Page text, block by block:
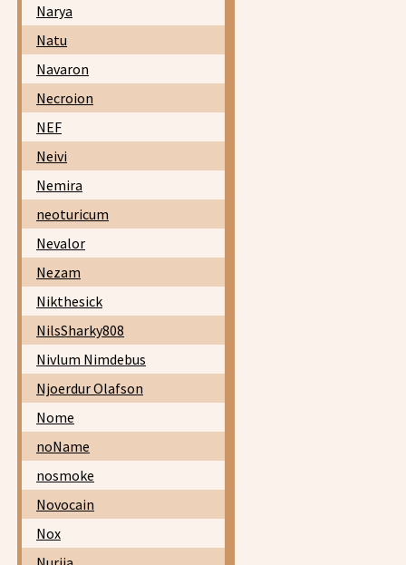
Narya
Natu
Navaron
Necroion
NEF
Neivi
Nemira
neoturicum
Nevalor
Nezam
Nikthesick
NilsSharky808
Nivlum Nimdebus
Njoerdur Olafson
Nome
noName
nosmoke
Novocain
Nox